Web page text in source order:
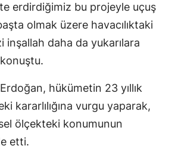
erdirdiğimiz bu projeyle uçuş
olmak üzere havacılıktaki
inşallah daha da yukarılara
hükümetin 23 yıllık
kararlılığına vurgu yaparak,
ölçekteki konumunun
etti.